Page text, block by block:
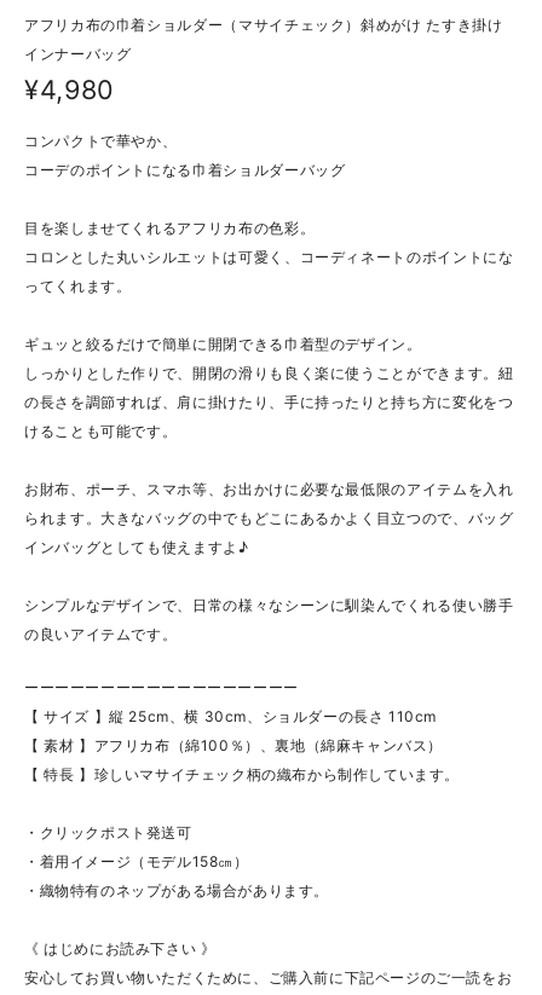
アフリカ布の巾着ショルダー（マサイチェック）斜めがけ たすき掛け
インナーバッグ
¥4,980
コンパクトで華やか、
コーデのポイントになる巾着ショルダーバッグ
目を楽しませてくれるアフリカ布の色彩。
コロンとした丸いシルエットは可愛く、コーディネートのポイントにな
ってくれます。
ギュッと絞るだけで簡単に開閉できる巾着型のデザイン。
しっかりとした作りで、開閉の滑りも良く楽に使うことができます。紐
の長さを調節すれば、肩に掛けたり、手に持ったりと持ち方に変化をつ
けることも可能です。
お財布、ポーチ、スマホ等、お出かけに必要な最低限のアイテムを入れ
られます。大きなバッグの中でもどこにあるかよく目立つので、バッグ
インバッグとしても使えますよ♪
シンプルなデザインで、日常の様々なシーンに馴染んでくれる使い勝手
の良いアイテムです。
ーーーーーーーーーーーーーーーーーー
【 サイズ 】縦 25cm、横 30cm、ショルダーの長さ 110cm
【 素材 】アフリカ布（綿100％）、裏地（綿麻キャンバス）
【 特長 】珍しいマサイチェック柄の織布から制作しています。
・クリックポスト発送可
・着用イメージ（モデル158㎝）
・織物特有のネップがある場合があります。
《 はじめにお読み下さい 》
安心してお買い物いただくために、ご購入前に下記ページのご一読をお